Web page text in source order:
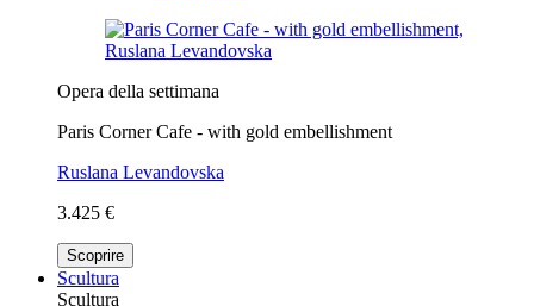
Opera della settimana
Paris Corner Cafe - with gold embellishment
Ruslana Levandovska
3.425 €
Scoprire
Scultura
Scultura